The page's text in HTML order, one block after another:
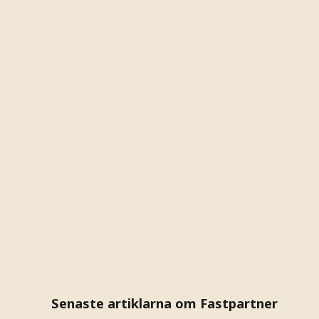
Senaste artiklarna om Fastpartner